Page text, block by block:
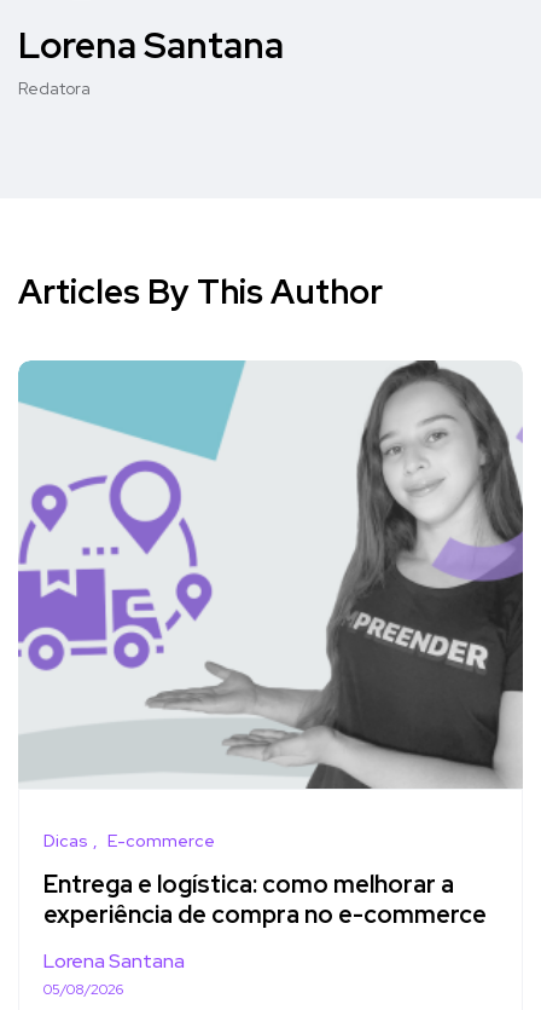
Lorena Santana
Redatora
Articles By This Author
Dicas E-commerce
Entrega e logística: como melhorar a
experiência de compra no e-commerce
Lorena Santana
05/08/2026